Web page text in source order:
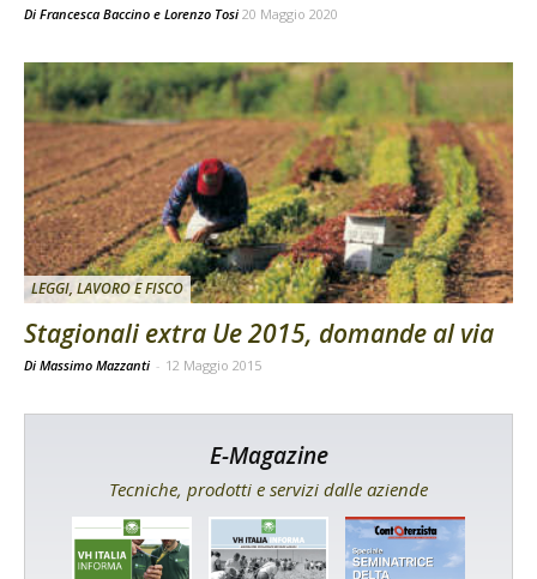
Di Francesca Baccino e Lorenzo Tosi 20 Maggio 2020
LEGGI, LAVORO E FISCO
Stagionali extra Ue 2015, domande al via
Di Massimo Mazzanti - 12 Maggio 2015
E-Magazine
Tecniche, prodotti e servizi dalle aziende